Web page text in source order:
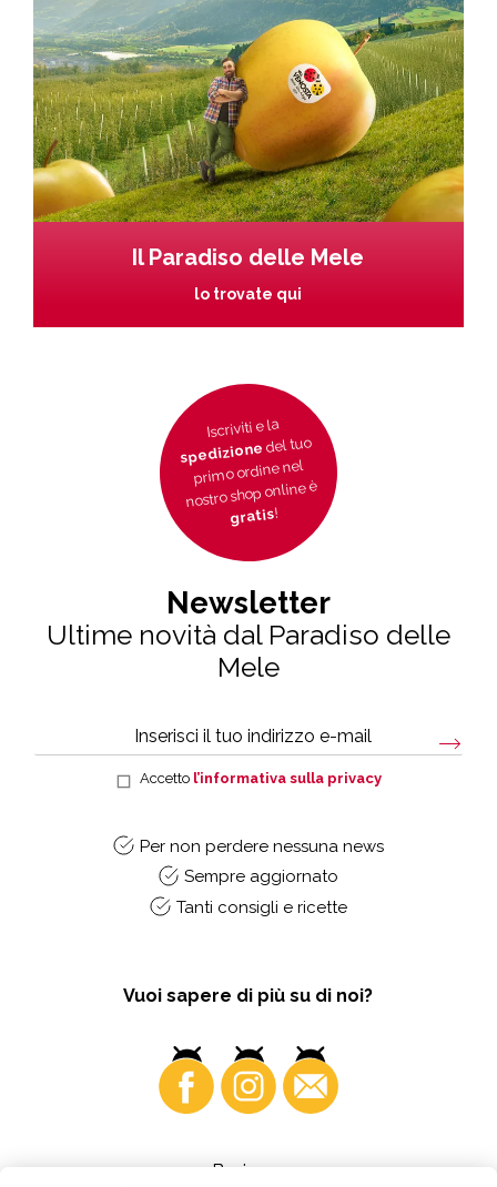
Il Paradiso delle Mele
lo trovate qui
Iscriviti e la
spedizionedel tuo
primo ordine nel
nostro shop online è
gratis!
Newsletter
Ultime novità dal Paradiso delle
Mele
Accetto l’informativa sulla privacy
Per non perdere nessuna news
Sempre aggiornato
Tanti consigli e ricette
Vuoi sapere di più su di noi?
Business